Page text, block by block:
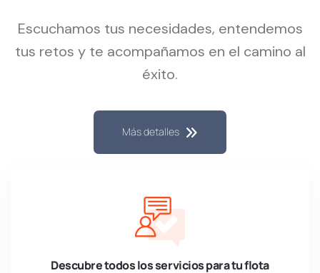
Escuchamos tus necesidades, entendemos
tus retos y te acompañamos en el camino al
éxito.​
Más detalles
Descubre todos los servicios para tu flota